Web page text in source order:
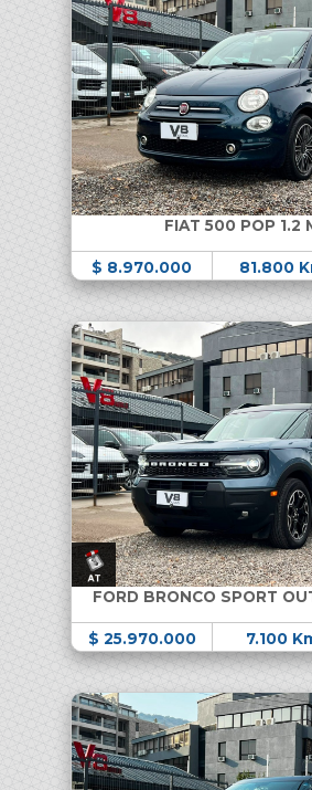
FIAT 500 POP 1.2
$ 8.970.000 81.800
FORD BRONCO SPORT
$ 25.970.000 7.100